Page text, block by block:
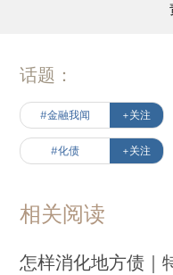
话题：
#金融我闻 +关注
#化债 +关注
相关阅读
怎样消化地方债｜